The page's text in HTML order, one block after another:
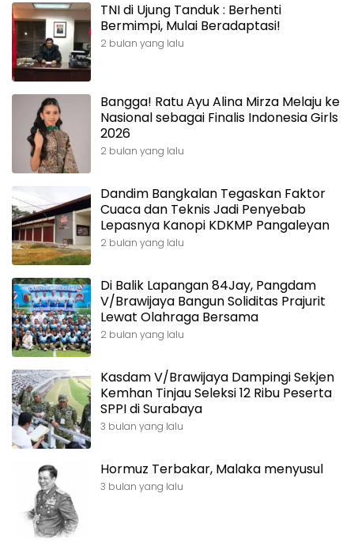
TNI di Ujung Tanduk : Berhenti
Bermimpi, Mulai Beradaptasi!
2 bulan yang lalu
Bangga! Ratu Ayu Alina Mirza Melaju ke
Nasional sebagai Finalis Indonesia Girls
2026
2 bulan yang lalu
Dandim Bangkalan Tegaskan Faktor
Cuaca dan Teknis Jadi Penyebab
Lepasnya Kanopi KDKMP Pangaleyan
2 bulan yang lalu
Di Balik Lapangan 84Jay, Pangdam
V/Brawijaya Bangun Soliditas Prajurit
Lewat Olahraga Bersama
2 bulan yang lalu
Kasdam V/Brawijaya Dampingi Sekjen
Kemhan Tinjau Seleksi 12 Ribu Peserta
SPPI di Surabaya
3 bulan yang lalu
Hormuz Terbakar, Malaka menyusul
3 bulan yang lalu